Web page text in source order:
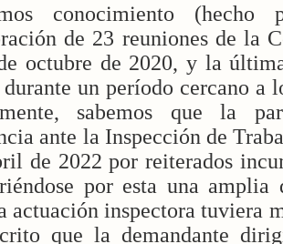
conocimiento (hecho
de 23 reuniones de la
octubre de 2020, y la
un período cercano a
sabemos que la
ante la Inspección de
de 2022 por reiterados
por esta una amplia
actuación inspectora tuviera
que la demandante